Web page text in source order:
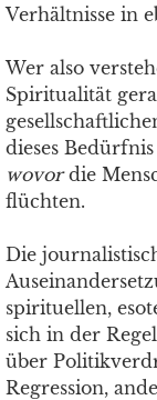
Verhältnisse in
Wer also
Spiritualität
dieses
wovordie
flüchten.
Die
spirituellen,
sich in der
über
Regression,